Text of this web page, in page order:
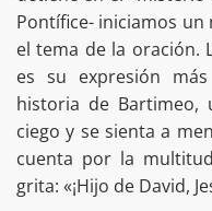
Pontífice- iniciamos un
el tema de la oración.
es su expresión
historia de Bartimeo,
ciego y se sienta a
cuenta por la
grita: «¡Hijo de David,